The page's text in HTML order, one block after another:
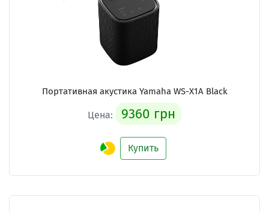
Портативная акустика Yamaha WS-X1A Black
Цена: 9360 грн
Купить